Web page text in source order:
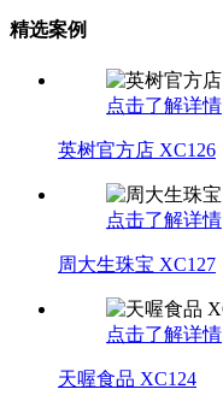
精选案例
点击了解详情
英树官方店 XC126
点击了解详情
周大生珠宝 XC127
点击了解详情
天喔食品 XC124